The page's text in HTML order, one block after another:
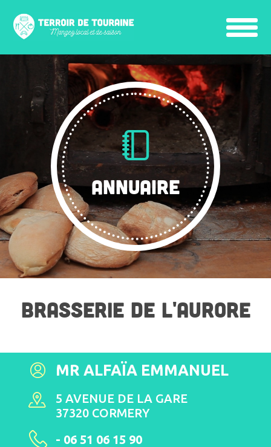
ANNUAIRE
BRASSERIE DE L'AURORE
MR ALFAÏA EMMANUEL
5 AVENUE DE LA GARE
37320 CORMERY
- 06 51 06 15 90